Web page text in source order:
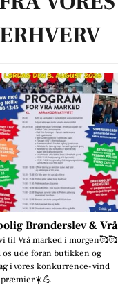
Brønderslev & Vrå
til Vrå marked i morgen🥰🥰
os ude foran butikken og
i vores konkurrence- vind
præmier☀️💪